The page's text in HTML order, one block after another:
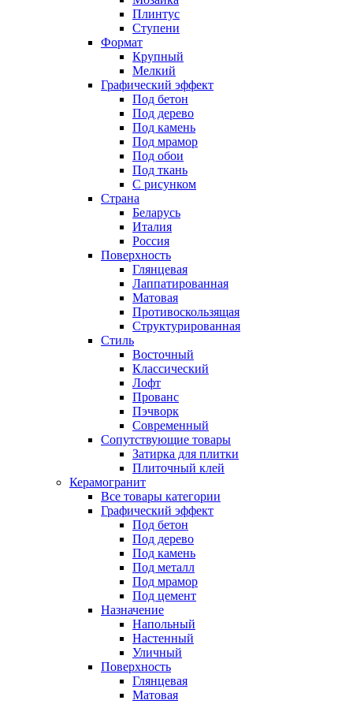
Плинтус
Ступени
Формат
Крупный
Мелкий
Графический эффект
Под бетон
Под дерево
Под камень
Под мрамор
Под обои
Под ткань
С рисунком
Страна
Беларусь
Италия
Россия
Поверхность
Глянцевая
Лаппатированная
Матовая
Противоскользящая
Структурированная
Стиль
Восточный
Классический
Лофт
Прованс
Пэчворк
Современный
Сопутствующие товары
Затирка для плитки
Плиточный клей
Керамогранит
Все товары категории
Графический эффект
Под бетон
Под дерево
Под камень
Под металл
Под мрамор
Под цемент
Назначение
Напольный
Настенный
Уличный
Поверхность
Глянцевая
Матовая